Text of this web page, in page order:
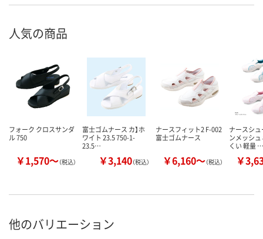
人気の商品
フォーク クロスサンダ
ル 750
￥1,570～（税込）
富士ゴムナース カ】ホ
ワイト 23.5 750-1-
23.5…
￥3,140（税込）
ナースフィット2 F-002
富士ゴムナース
￥6,160～（税込）
ナースシ
ンメッシ
くい 軽量 …
￥
他のバリエーション